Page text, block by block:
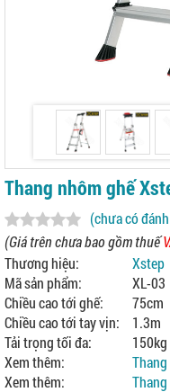
Thang nhôm ghế
(chưa có
(Giá trên chưa bao gồm thuế
Thương hiệu:
Xstep
Mã sản phẩm:
XL-03
Chiều cao tới ghế:
75cm
Chiều cao tới tay vịn:
1.3m
Tải trọng tối đa:
150kg
Xem thêm:
Thang
Xem thêm: